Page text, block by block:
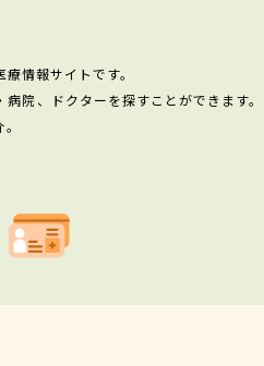
情報サイトです。
院、ドクターを探すことができます。